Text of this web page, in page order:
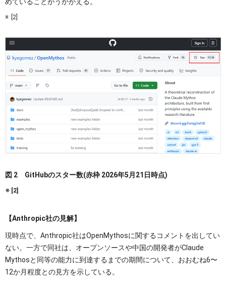
[2]
図 2 GitHubのスター数(赤枠 2026年5月21日時点)
[2]
【Anthropic社の見解】
現時点で、Anthropic社はOpenMythosに関するコメントを出してい
ない。一方で同社は、オープンソースや中国の開発者がClaude
Mythosと同等の能力に到達するまでの期間について、おおむね6〜
12か月程度との見方を示している。